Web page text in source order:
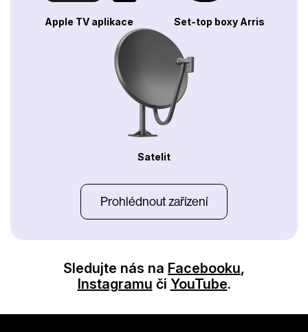
Apple TV aplikace Set-top boxy Arris
Satelit
Prohlédnout zařízení
Sledujte nás na Facebooku,
Instagramu či YouTube.